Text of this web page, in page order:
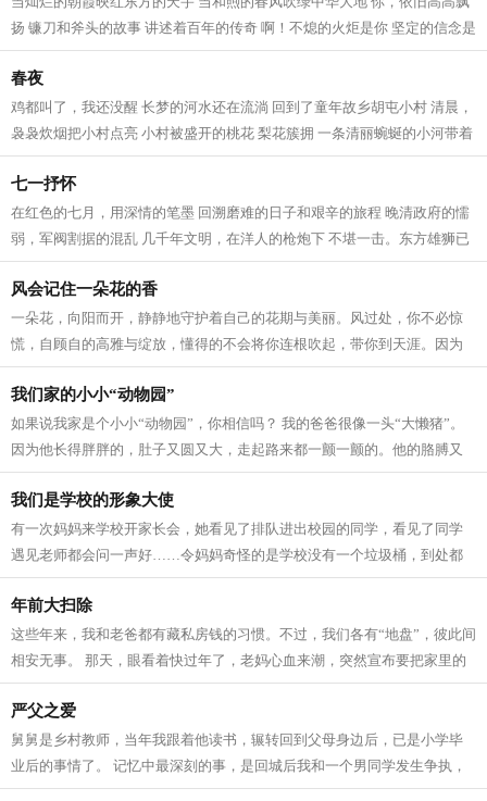
扬 镰刀和斧头的故事 讲述着百年的传奇 啊！不熄的火炬是你 坚定的信念是
你 深刻的思索是你 崭新的希望是...
春夜
鸡都叫了，我还没醒 长梦的河水还在流淌 回到了童年故乡胡屯小村 清晨，
袅袅炊烟把小村点亮 小村被盛开的桃花 梨花簇拥 一条清丽蜿蜒的小河带着
我的梦想 飘向远方 白昼里小村学...
七一抒怀
在红色的七月，用深情的笔墨 回溯磨难的日子和艰辛的旅程 晚清政府的懦
弱，军阀割据的混乱 几千年文明，在洋人的枪炮下 不堪一击。东方雄狮已
然沉睡 中华民族在寒冷的迷雾中战...
风会记住一朵花的香
一朵花，向阳而开，静静地守护着自己的花期与美丽。风过处，你不必惊
慌，自顾自的高雅与绽放，懂得的不会将你连根吹起，带你到天涯。因为
他知道你一旦离开了生长的土地就会慢...
我们家的小小“动物园”
如果说我家是个小小“动物园”，你相信吗？ 我的爸爸很像一头“大懒猪”。
因为他长得胖胖的，肚子又圆又大，走起路来都一颤一颤的。他的胳膊又
粗又壮，比我的腿还要粗呢。不仅...
我们是学校的形象大使
有一次妈妈来学校开家长会，她看见了排队进出校园的同学，看见了同学
遇见老师都会问一声好……令妈妈奇怪的是学校没有一个垃圾桶，到处都
是干干净净的。 妈妈从乡下来，赶了一...
年前大扫除
这些年来，我和老爸都有藏私房钱的习惯。不过，我们各有“地盘”，彼此间
相安无事。 那天，眼看着快过年了，老妈心血来潮，突然宣布要把家里的
卫生来回大扫除，人人都得参与。...
严父之爱
舅舅是乡村教师，当年我跟着他读书，辗转回到父母身边后，已是小学毕
业后的事情了。 记忆中最深刻的事，是回城后我和一个男同学发生争执，
他侮辱我是“乡巴佬”。我鼓足勇气，...